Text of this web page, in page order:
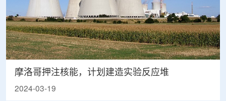
摩洛哥押注核能，计划建造实验反应堆
2024-03-19